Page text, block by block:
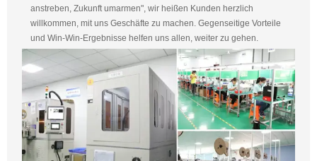
anstreben, Zukunft umarmen", wir heißen Kunden herzlich
willkommen, mit uns Geschäfte zu machen. Gegenseitige Vorteile
und Win-Win-Ergebnisse helfen uns allen, weiter zu gehen.